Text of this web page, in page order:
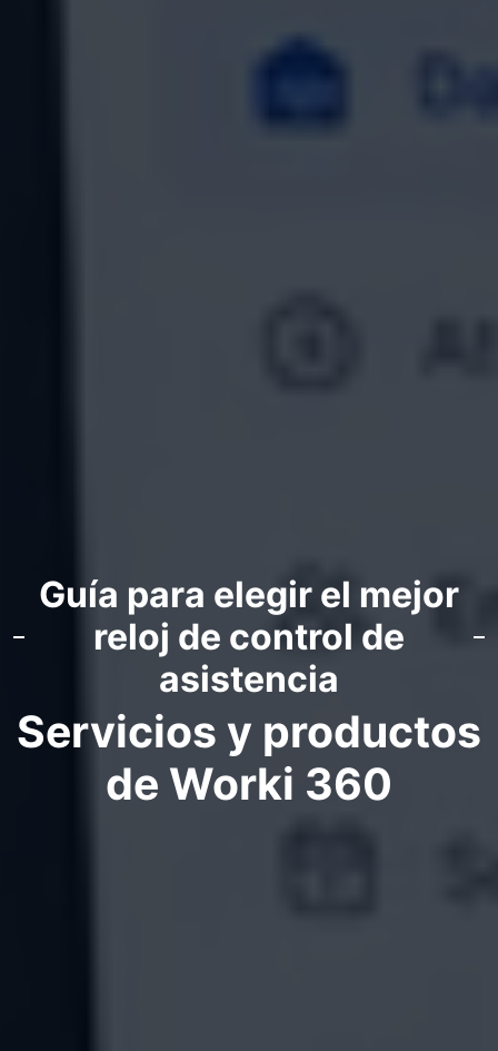
Guía para elegir el mejor
reloj de control de
asistencia
Servicios y productos
de Worki 360